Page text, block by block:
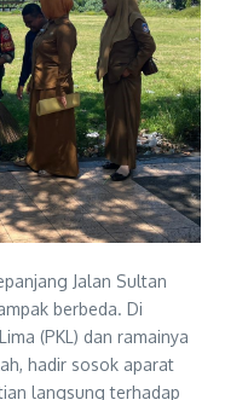
Jalan Sultan
berbeda. Di
(PKL) dan ramainya
hadir sosok aparat
langsung terhadap